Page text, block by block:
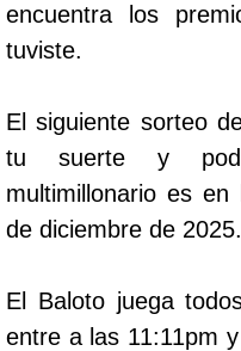
encuentra los
tuviste.
El siguiente sorteo
tu suerte y
multimillonario es
de diciembre de 2025.
El Baloto juega
entre a las 11:11pm